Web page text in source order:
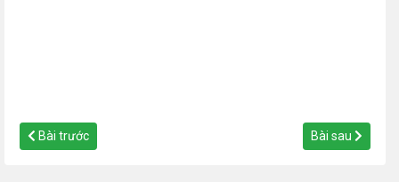
Bài trước Bài sau